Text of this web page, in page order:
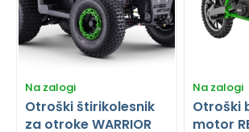
Na zalogi
Otroški štirikolesnik
za otroke WARRIOR
Na zalogi
Otroški
motor